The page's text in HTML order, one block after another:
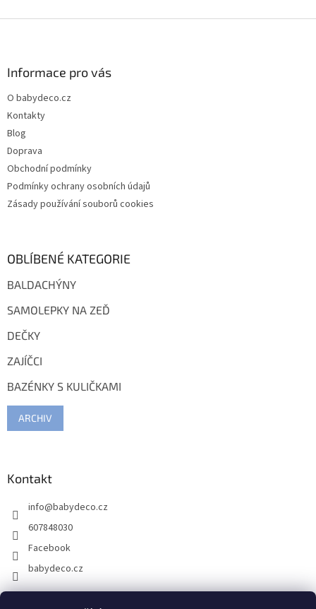
Informace pro vás
O babydeco.cz
Kontakty
Blog
Doprava
Obchodní podmínky
Podmínky ochrany osobních údajů
Zásady používání souborů cookies
OBLÍBENÉ KATEGORIE
BALDACHÝNY
SAMOLEPKY NA ZEĎ
DEČKY
ZAJÍČCI
BAZÉNKY S KULIČKAMI
ARCHIV
Kontakt
info@babydeco.cz
607848030
Facebook
babydeco.cz